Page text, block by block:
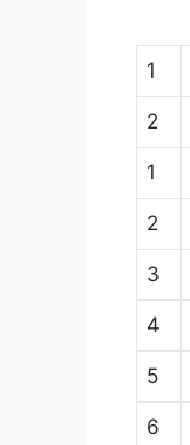
1
2
1
2
3
4
5
6